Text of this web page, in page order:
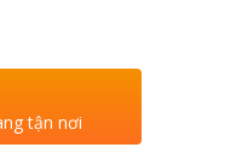
tận nơi